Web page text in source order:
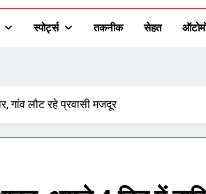
ने हयात रीजेंसी में मनाई प्रथम वर्षगांठ, 150 से अधिक
‎स्पोर्ट्स तकनीक सेहत
लौट रहे प्रवासी मजदूर